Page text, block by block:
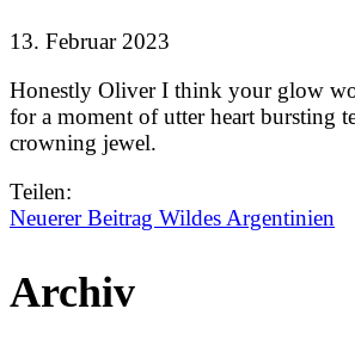
13. Februar 2023
Honestly Oliver I think your glow
for a moment of utter heart bursting
crowning jewel.
Teilen:
Neuerer Beitrag Wildes Argentinien
Archiv